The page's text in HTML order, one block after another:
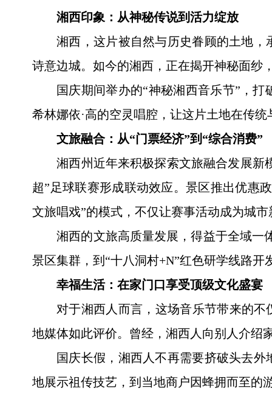
湘西印象：从神秘传说到活力绽放
湘西，这片被自然与历史眷顾的土地
诗意边城。如今的湘西，正在揭开神秘面纱
国庆期间举办的“神秘湘西音乐节”，
希林娜依·高的空灵唱腔，让这片土地在传
文旅融合：从“门票经济”到“综合消费”
湘西州近年来积极探索文旅融合发展新
超”足球联赛形成联动效应。景区推出优惠
文旅唱戏”的模式，不仅让赛事活动成为城
湘西的文旅高质量发展，得益于全域一
景区集群，到“十八洞村+N”红色研学线路
幸福生活：在家门口享受顶级文化盛宴
对于湘西人而言，这场音乐节带来的
地媒体如此评价。曾经，湘西人向别人介绍
国庆长假，湘西人不再需要挤破头去
地展示祖传技艺，到当地商户因蜂拥而至的